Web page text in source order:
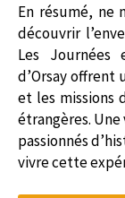
En résumé, ne
découvrir
Les Journées
d’Orsay offrent
et les missions
étrangères.
passionnés
vivre cette